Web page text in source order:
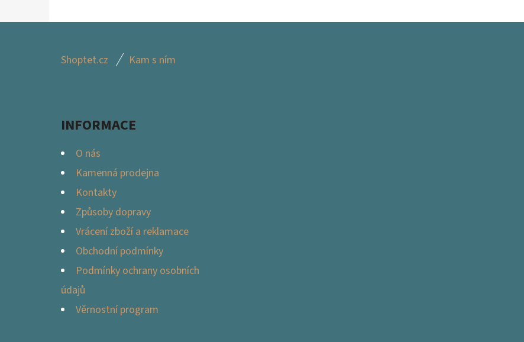
Shoptet.cz
Kam s ním
INFORMACE
O nás
Kamenná prodejna
Kontakty
Způsoby dopravy
Vrácení zboží a reklamace
Obchodní podmínky
Podmínky ochrany osobních
údajů
Věrnostní program